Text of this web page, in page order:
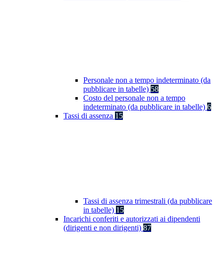
Personale non a tempo indeterminato (da
pubblicare in tabelle) 58
Costo del personale non a tempo
indeterminato (da pubblicare in tabelle) 6
Tassi di assenza 15
Tassi di assenza trimestrali (da pubblicare
in tabelle) 15
Incarichi conferiti e autorizzati ai dipendenti
(dirigenti e non dirigenti) 87